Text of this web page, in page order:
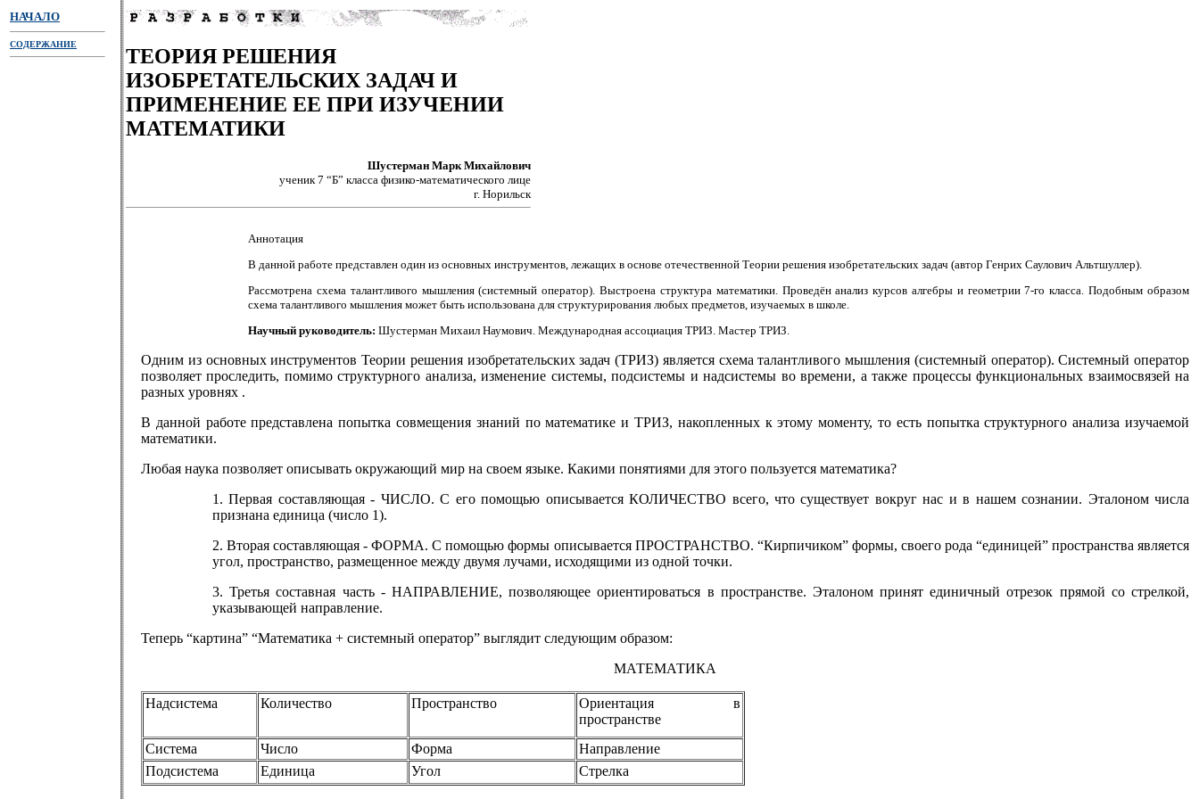
НАЧАЛО
СОДЕРЖАНИЕ
ТЕОРИЯ РЕШЕНИЯ
ИЗОБРЕТАТЕЛЬСКИХ ЗАДАЧ И
ПРИМЕНЕНИЕ ЕЕ ПРИ ИЗУЧЕНИИ
МАТЕМАТИКИ
Шустерман Марк Михайлович
ученик 7 “Б” класса физико-математического лице
г. Норильск
Аннотация
В данной работе представлен один из основных инструментов, лежащих в основе отечественной Теории решения изобретательских задач (автор Генрих Саулович Альтшуллер).
Рассмотрена схема талантливого мышления (системный оператор). Выстроена структура математики. Проведён анализ курсов алгебры и геометрии 7-го класса. Подобным образом
схема талантливого мышления может быть использована для структурирования любых предметов, изучаемых в школе.
Научный руководитель: Шустерман Михаил Наумович. Международная ассоциация ТРИЗ. Мастер ТРИЗ.
Одним из основных инструментов Теории решения изобретательских задач (ТРИЗ) является схема талантливого мышления (системный оператор). Системный оператор
позволяет проследить, помимо структурного анализа, изменение системы, подсистемы и надсистемы во времени, а также процессы функциональных взаимосвязей на
разных уровнях .
В данной работе представлена попытка совмещения знаний по математике и ТРИЗ, накопленных к этому моменту, то есть попытка структурного анализа изучаемой
математики.
Любая наука позволяет описывать окружающий мир на своем языке. Какими понятиями для этого пользуется математика?
1. Первая составляющая - ЧИСЛО. С его помощью описывается КОЛИЧЕСТВО всего, что существует вокруг нас и в нашем сознании. Эталоном числа
признана единица (число 1).
2. Вторая составляющая - ФОРМА. С помощью формы описывается ПРОСТРАНСТВО. “Кирпичиком” формы, своего рода “единицей” пространства является
угол, пространство, размещенное между двумя лучами, исходящими из одной точки.
3. Третья составная часть - НАПРАВЛЕНИЕ, позволяющее ориентироваться в пространстве. Эталоном принят единичный отрезок прямой со стрелкой,
указывающей направление.
Теперь “картина” “Математика + системный оператор” выглядит следующим образом:
МАТЕМАТИКА
Надсистема Количество Пространство
Ориентация в
пространстве
Система
Число Форма
Направление
Подсистема
Единица Угол Стрелка